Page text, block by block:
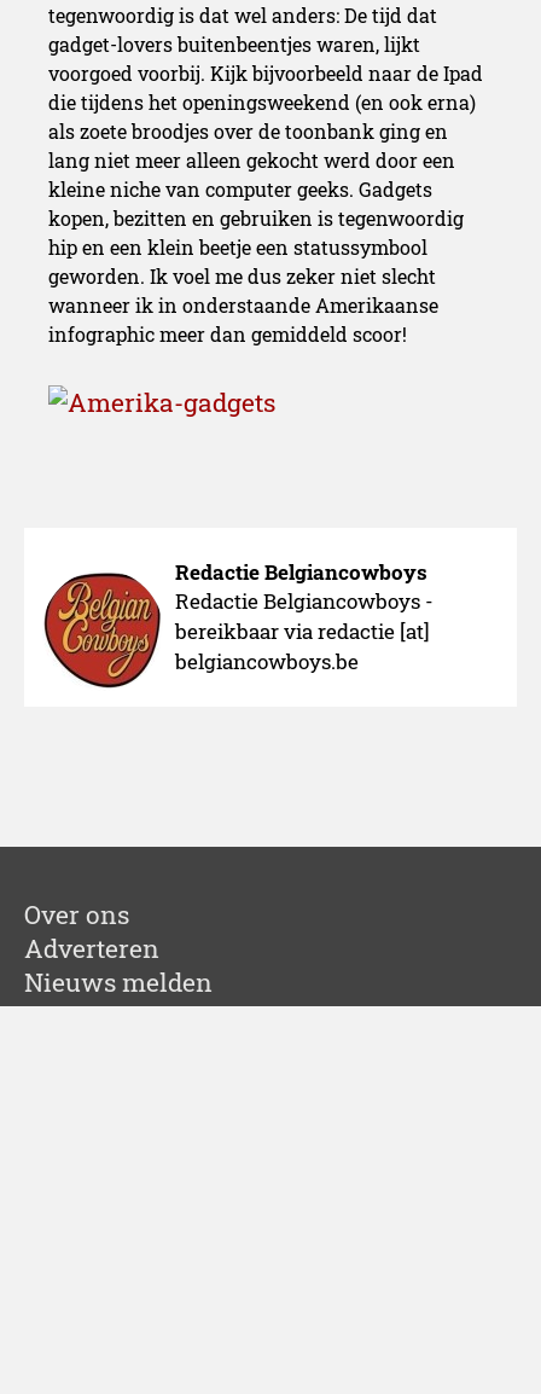
tegenwoordig is dat wel anders: De tijd dat
gadget-lovers buitenbeentjes waren, lijkt
voorgoed voorbij. Kijk bijvoorbeeld naar de Ipad
die tijdens het openingsweekend (en ook erna)
als zoete broodjes over de toonbank ging en
lang niet meer alleen gekocht werd door een
kleine niche van computer geeks. Gadgets
kopen, bezitten en gebruiken is tegenwoordig
hip en een klein beetje een statussymbool
geworden. Ik voel me dus zeker niet slecht
wanneer ik in onderstaande Amerikaanse
infographic meer dan gemiddeld scoor!
Redactie Belgiancowboys
Redactie Belgiancowboys -
bereikbaar via redactie [at]
belgiancowboys.be
Over ons
Adverteren
Nieuws melden
Colofon